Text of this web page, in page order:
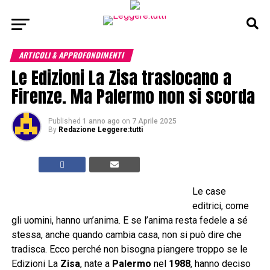
ARTICOLI & APPROFONDIMENTI
Le Edizioni La Zisa traslocano a
Firenze. Ma Palermo non si scorda
Published 1 anno ago on 7 Aprile 2025
By Redazione Leggere:tutti
Le case
editrici, come
gli uomini, hanno un’anima. E se l’anima resta fedele a sé
stessa, anche quando cambia casa, non si può dire che
tradisca. Ecco perché non bisogna piangere troppo se le
Edizioni La Zisa, nate a Palermo nel 1988, hanno deciso